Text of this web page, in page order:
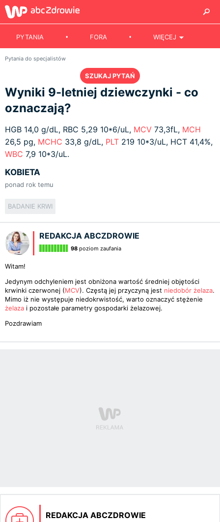
PYTANIA FORA WIĘCEJ
Pytania do specjalistów
SZUKAJ PYTAŃ
Wyniki 9-letniej dziewczynki - co
oznaczają?
HGB 14,0 g/dL, RBC 5,29 10*6/uL, MCV 73,3fL, MCH
26,5 pg, MCHC 33,8 g/dL, PLT 219 10*3/uL, HCT 41,4%,
WBC 7,9 10*3/uL.
KOBIETA
ponad rok temu
BADANIE KRWI
REDAKCJA ABCZDROWIE
98 poziom zaufania
Witam!
Jedynym odchyleniem jest obniżona wartość średniej objętości
krwinki czerwonej (MCV). Częstą jej przyczyną jest niedobór żelaza.
Mimo iż nie występuje niedokrwistość, warto oznaczyć stężenie
żelaza i pozostałe parametry gospodarki żelazowej.
Pozdrawiam
REDAKCJA ABCZDROWIE